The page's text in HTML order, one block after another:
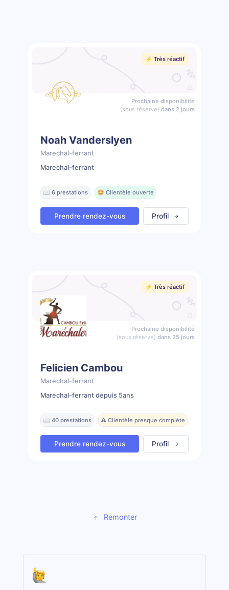
⚡️ Très réactif
Prochaine disponibilité
(sous réserve) dans 2 jours
Noah Vanderslyen
Marechal-ferrant
Marechal-ferrant
📖 6 prestations 🤩 Clientèle ouverte
Prendre rendez-vous Profil
⚡️ Très réactif
Prochaine disponibilité
(sous réserve) dans 25 jours
Felicien Cambou
Marechal-ferrant
Marechal-ferrant depuis 5ans
📖 40 prestations ⚠️ Clientèle presque complète
Prendre rendez-vous Profil
Remonter